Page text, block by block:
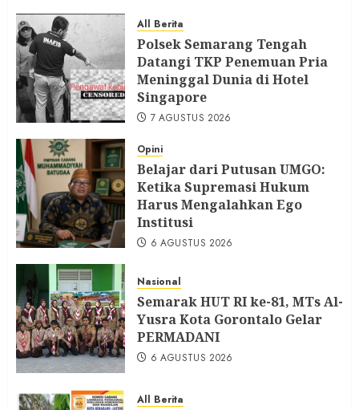
7 AGUSTUS 2026
All Berita
Polsek Semarang Tengah
Datangi TKP Penemuan Pria
Meninggal Dunia di Hotel
Singapore
7 AGUSTUS 2026
Opini
Belajar dari Putusan UMGO:
Ketika Supremasi Hukum
Harus Mengalahkan Ego
Institusi
6 AGUSTUS 2026
Nasional
Semarak HUT RI ke-81, MTs Al-
Yusra Kota Gorontalo Gelar
PERMADANI
6 AGUSTUS 2026
All Berita